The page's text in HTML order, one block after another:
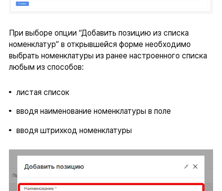
При выборе опции “Добавить позицию из списка
номенклатур” в открывшейся форме необходимо
выбрать номенклатуры из ранее настроенного списка
любым из способов:
листая список
вводя наименование номенклатуры в поле
вводя штрихкод номенклатуры